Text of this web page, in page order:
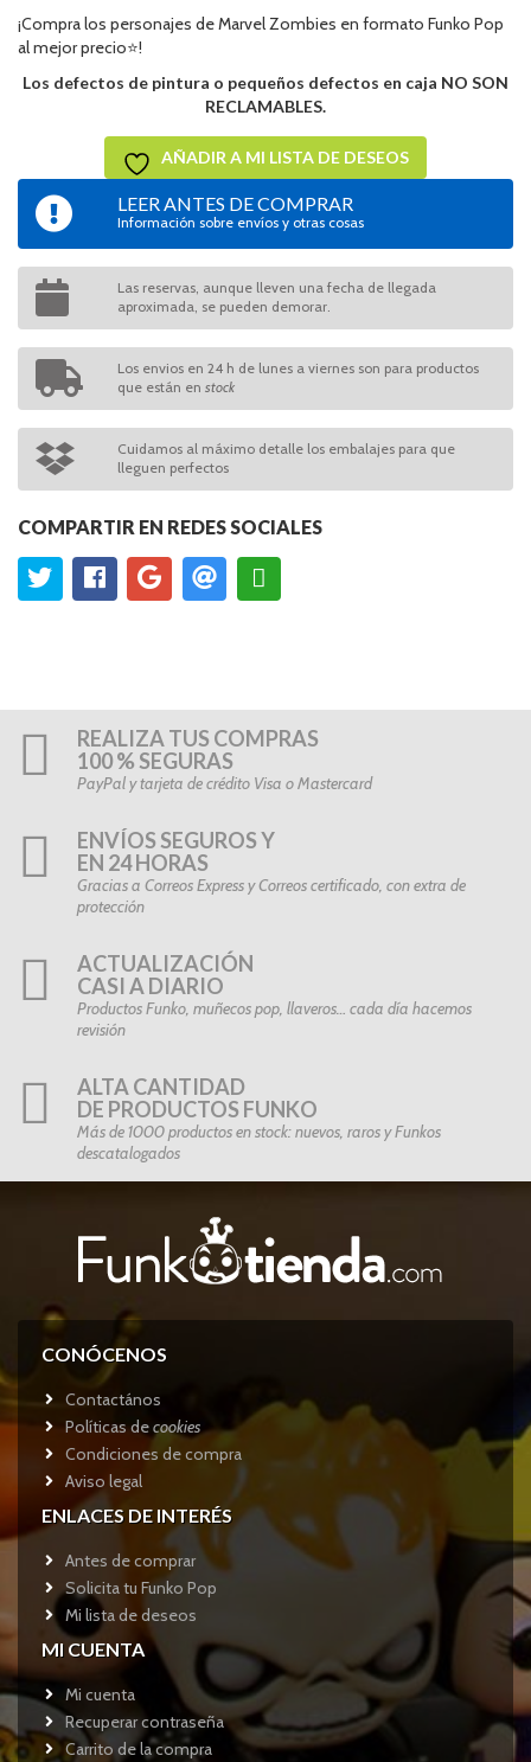
¡Compra los personajes de Marvel Zombies en formato Funko Pop
al mejor precio⭐!
Los defectos de pintura o pequeños defectos en caja NO SON
RECLAMABLES.
AÑADIR A MI LISTA DE DESEOS
LEER ANTES DE COMPRAR
Información sobre envíos y otras cosas
Las reservas, aunque lleven una fecha de llegada
aproximada, se pueden demorar.
Los envios en 24 h de lunes a viernes son para productos
que están en stock
Cuidamos al máximo detalle los embalajes para que
lleguen perfectos
COMPARTIR EN REDES SOCIALES
REALIZA TUS COMPRAS
100 % SEGURAS
PayPal y tarjeta de crédito Visa o Mastercard
ENVÍOS SEGUROS Y
EN 24 HORAS
Gracias a Correos Express y Correos certificado, con extra de
protección
ACTUALIZACIÓN
CASI A DIARIO
Productos Funko, muñecos pop, llaveros… cada día hacemos
revisión
ALTA CANTIDAD
DE PRODUCTOS FUNKO
Más de 1000 productos en stock: nuevos, raros y Funkos
descatalogados
CONÓCENOS
Contactános
Políticas decookies
Condiciones de compra
Aviso legal
ENLACES DE INTERÉS
Antes de comprar
Solicita tu Funko Pop
Mi lista de deseos
MI CUENTA
Mi cuenta
Recuperar contraseña
Carrito de la compra